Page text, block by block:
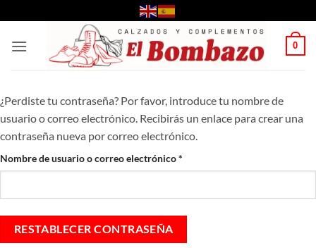
al
contenido
0
¿Perdiste tu contraseña? Por favor, introduce tu nombre de
usuario o correo electrónico. Recibirás un enlace para crear una
contraseña nueva por correo electrónico.
Nombre de usuario o correo electrónico*
RESTABLECER CONTRASEÑA